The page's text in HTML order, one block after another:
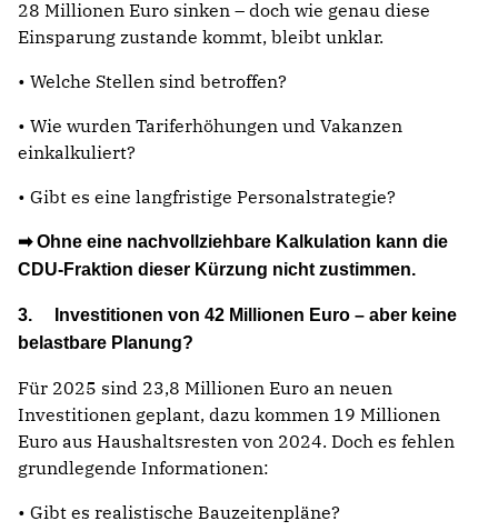
28 Millionen Euro sinken – doch wie genau diese
Einsparung zustande kommt, bleibt unklar.
• Welche Stellen sind betroffen?
• Wie wurden Tariferhöhungen und Vakanzen
einkalkuliert?
• Gibt es eine langfristige Personalstrategie?
➡ Ohne eine nachvollziehbare Kalkulation kann die
CDU-Fraktion dieser Kürzung nicht zustimmen.
3. Investitionen von 42 Millionen Euro – aber keine
belastbare Planung?
Für 2025 sind 23,8 Millionen Euro an neuen
Investitionen geplant, dazu kommen 19 Millionen
Euro aus Haushaltsresten von 2024. Doch es fehlen
grundlegende Informationen:
• Gibt es realistische Bauzeitenpläne?